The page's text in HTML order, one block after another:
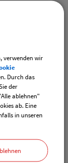
für junge
Drucken
verwenden wir
Durch das
der
ablehnen"
ab. Eine
in unseren